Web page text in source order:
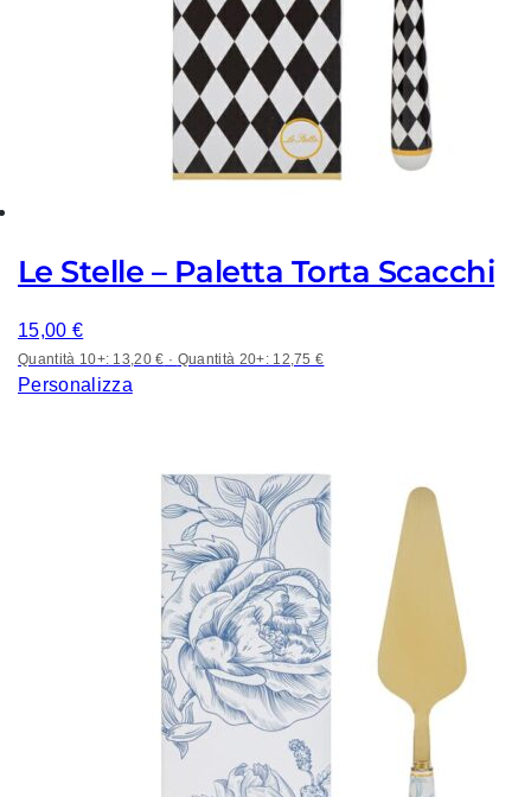
Le Stelle – Paletta Torta Scacchi
15,00 €
Quantità 10+: 13,20 € · Quantità 20+: 12,75 €
Personalizza